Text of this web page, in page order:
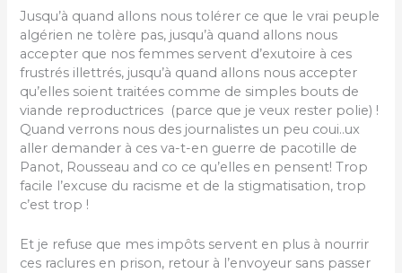
Jusqu’à quand allons nous tolérer ce que le vrai peuple
algérien ne tolère pas, jusqu’à quand allons nous
accepter que nos femmes servent d’exutoire à ces
frustrés illettrés, jusqu’à quand allons nous accepter
qu’elles soient traitées comme de simples bouts de
viande reproductrices (parce que je veux rester polie) !
Quand verrons nous des journalistes un peu coui..ux
aller demander à ces va-t-en guerre de pacotille de
Panot, Rousseau and co ce qu’elles en pensent! Trop
facile l’excuse du racisme et de la stigmatisation, trop
c’est trop !
Et je refuse que mes impôts servent en plus à nourrir
ces raclures en prison, retour à l’envoyeur sans passer